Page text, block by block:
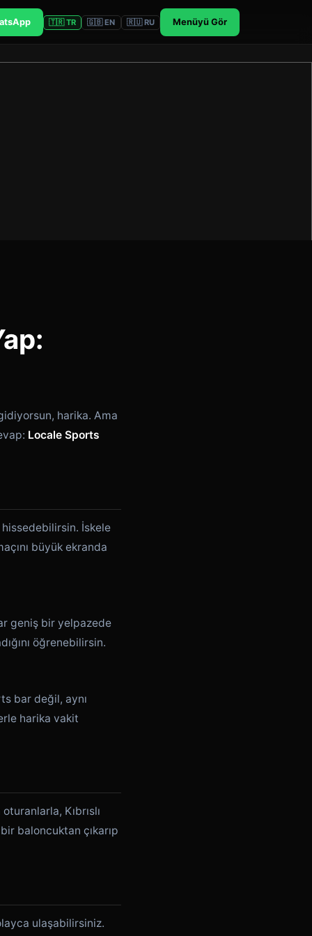
🇹🇷 TR 🇬🇧 EN 🇷🇺 RU Menüyü Gör
harika. Ama
Locale Sports
İskele
büyük ekranda
geniş bir yelpazede
öğrenebilirsin.
bar değil, aynı
harika vakit
Kıbrıslı
baloncuktan çıkarıp
ulaşabilirsiniz.